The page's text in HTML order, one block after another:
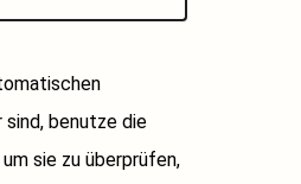
benutze die
sie zu überprüfen,